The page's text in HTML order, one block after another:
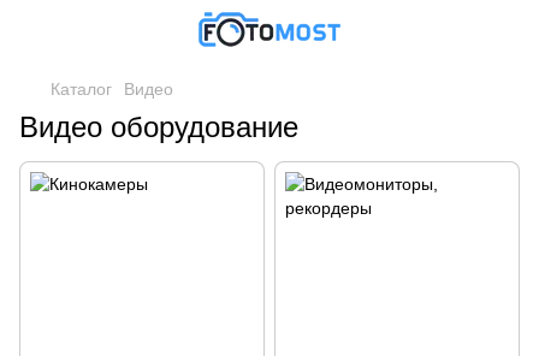
Каталог Видео
Видео оборудование